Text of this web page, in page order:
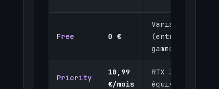
Free 0 €
Variable
(entrée de
gamme)
Priority
10,99
€/mois
RTX 3080
équivalent